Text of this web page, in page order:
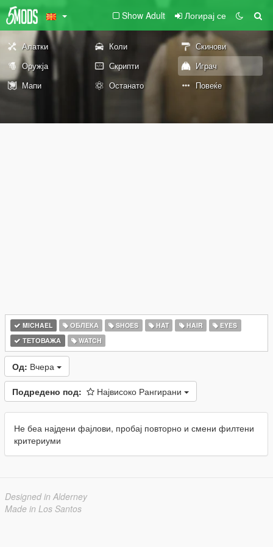
Show Adult Логирај се
Алатки Коли
Скинови
Оружја
Скрипти
Играч
Мапи
Останато Повеќе
MICHAEL ОБЛЕКА SHOES HAT HAIR
EYES
ТЕТОВАЖА
WATCH
Од: Вчера
Подредено под: Највисоко Рангирани
Не беа најдени фајлови, пробај повторно и смени филтени
критериуми
Designed in Alderney
Made in Los Santos